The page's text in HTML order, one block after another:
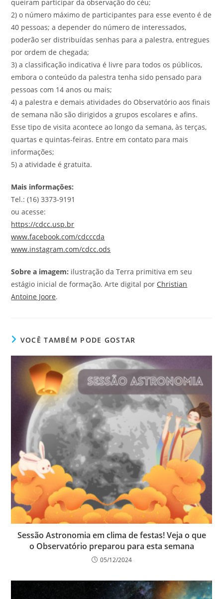
queiram participar da observação do céu;
2) o número máximo de participantes para esse evento é de
40 pessoas; a depender do número de interessados,
poderão ser distribuídas senhas para a palestra, entregues
por ordem de chegada;
3) a classificação indicativa é livre para todos os públicos,
embora o conteúdo da palestra tenha sido pensado para
pessoas com 14 anos ou mais;
4) a palestra e demais atividades do Observatório aos finais
de semana não são dirigidos a grupos escolares e afins.
Esse tipo de visita acontece ao longo da semana, às terças,
quartas e quintas-feiras. Entre em contato para mais
informações;
5) a atividade é gratuita.
Mais informações:
Tel.: (16) 3373-9191
ou acesse:
https://cdcc.usp.br
www.facebook.com/cdcccda
www.instagram.com/cdcc.ods
Sobre a imagem: ilustração da Terra primitiva em seu
estágio inicial de formação. Arte digital por Christian
Antoine Joore.
VOCÊ TAMBÉM PODE GOSTAR
Sessão Astronomia em clima de festas! Veja o que
o Observatório preparou para esta semana
05/12/2024